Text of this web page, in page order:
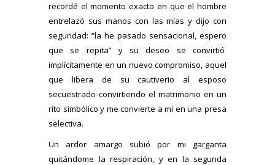
recordé el momento exacto en que el hombre
entrelazó sus manos con las mías y dijo con
seguridad: “la he pasado sensacional, espero
que se repita” y su deseo se convirtió
implícitamente en un nuevo compromiso, aquel
que libera de su cautiverio al esposo
secuestrado convirtiendo el matrimonio en un
rito simbólico y me convierte a mí en una presa
selectiva.
Un ardor amargo subió por mi garganta
quitándome la respiración, y en la segunda